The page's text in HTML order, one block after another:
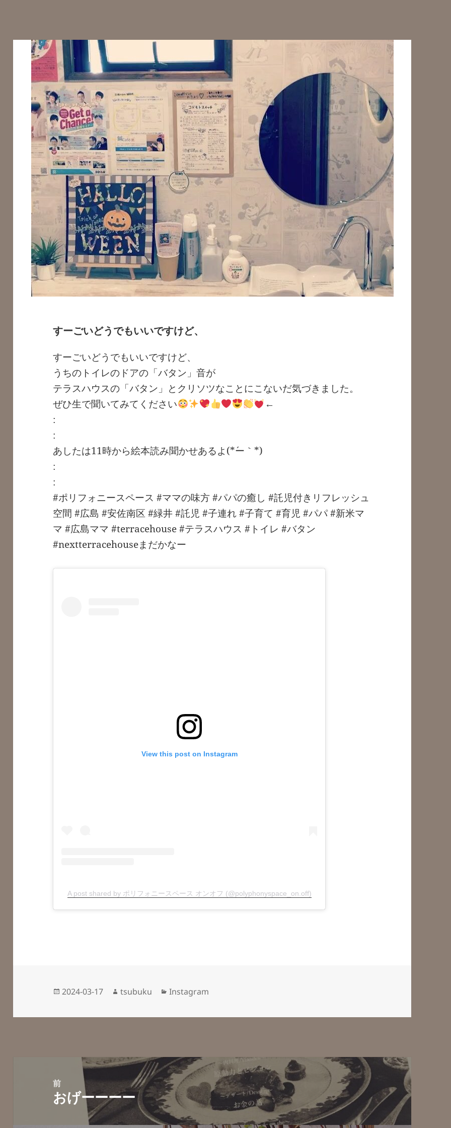
すーごいどうでもいいですけど、
すーごいどうでもいいですけど、
うちのトイレのドアの「バタン」音が
テラスハウスの「バタン」とクリソツなことにこないだ気づきました。
ぜひ生で聞いてみてください
←
:
:
あしたは11時から絵本読み聞かせあるよ(*´ー｀*)
:
:
#ポリフォニースペース #ママの味方 #パパの癒し #託児付きリフレッシュ
空間 #広島 #安佐南区 #緑井 #託児 #子連れ #子育て #育児 #パパ #新米マ
マ #広島ママ #terracehouse #テラスハウス #トイレ #バタン
#nextterracehouseまだかなー
View this post on Instagram
A post shared by ポリフォニースペース オンオフ (@polyphonyspace_on.off)
投
日:
2024-03-17
作
者
tsubuku
カ
ゴ
Instagram
前
前
おげーーーー